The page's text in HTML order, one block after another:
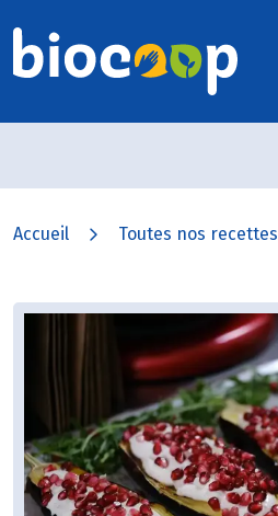
Accueil Toutes nos recettes